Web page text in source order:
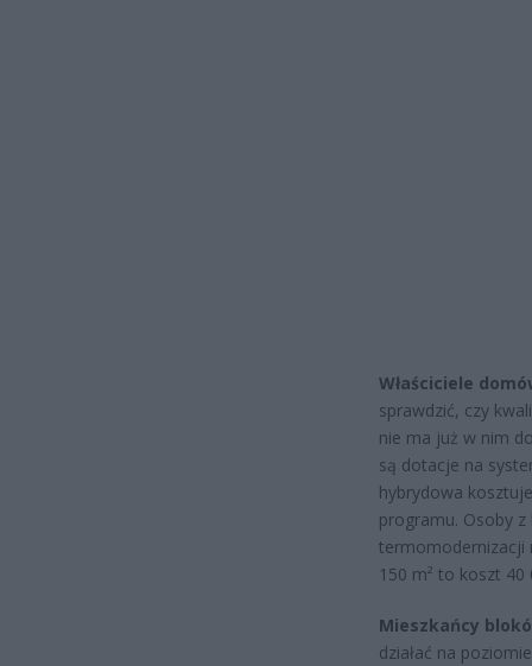
Właściciele
sprawdzić, czy
nie ma już w nim
są dotacje na
hybrydowa
programu. Osoby
termomodernizacji
150 m² to koszt 40
Mieszkańcy
działać na